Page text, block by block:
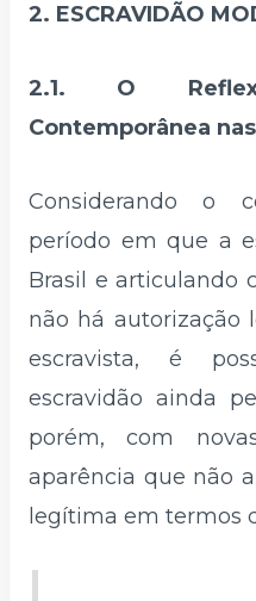
2. ESCRAVIDÃO
2.1. O
Contemporânea
Considerando o
período em que a
Brasil e articulando
não há autorização
escravista, é
escravidão ainda
porém, com
aparência que não
legítima em termos